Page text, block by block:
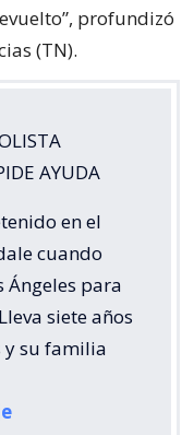
profundizó
(TN).
AYUDA
en el
cuando
Ángeles para
siete años
y su familia